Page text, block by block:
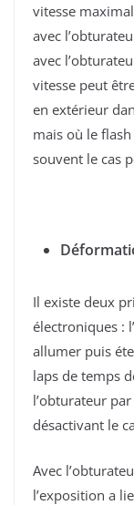
vitesse
avec
avec
vitesse peut
en extérieur
mais où le
souvent le cas
Il existe deux
électroniques :
allumer puis
laps de temps
l’obturateur
désactivant le
Avec
l’exposition a